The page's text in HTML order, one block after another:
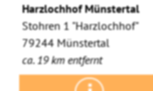
Harzlochhof Münstertal
Stohren 1 "Harzlochhof"
79244 Münstertal
ca. 19 km entfernt